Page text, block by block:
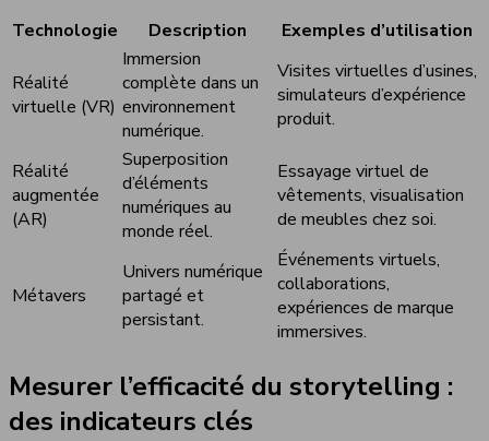
Technologie
Description Exemples d’utilisation
Réalité
virtuelle (VR)
Immersion
complète dans un
environnement
numérique.
Visites virtuelles d’usines,
simulateurs d’expérience
produit.
Réalité
augmentée
(AR)
Superposition
d’éléments
numériques au
monde réel.
Essayage virtuel de
vêtements, visualisation
de meubles chez soi.
Métavers
Univers numérique
partagé et
persistant.
Événements virtuels,
collaborations,
expériences de marque
immersives.
Mesurer l’efficacité du storytelling :
des indicateurs clés